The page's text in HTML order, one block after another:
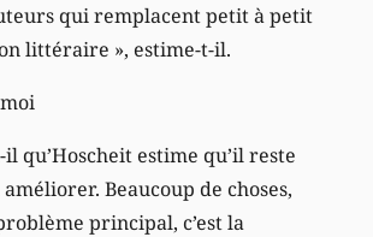
qui remplacent petit à petit
littéraire », estime-t-il.
qu’Hoscheit estime qu’il reste
améliorer. Beaucoup de choses,
principal, c’est la